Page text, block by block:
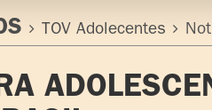
TOV Adolecentes